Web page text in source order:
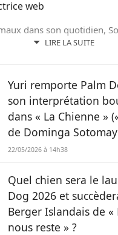
web
LIRE LA SUITE
dans son quotidien,
de mots. Son
croisée Labrador-Border
par la SPA et Hatchi, le
À ses yeux, ses 2 chiens,
intégrante de sa vie et de
qu’elle a décidé de
Yuri remporte Palm
son interprétation
dans « La Chienne »
de Dominga
22/05/2026 à 14h38
Quel chien sera le
Dog 2026 et
Berger Islandais de «
nous reste » ?